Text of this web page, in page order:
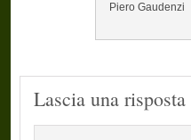
Piero Gaudenzi
Lascia una risposta